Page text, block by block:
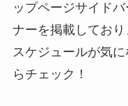
ップページサイド
ナーを掲載しており
スケジュールが気
らチェック！